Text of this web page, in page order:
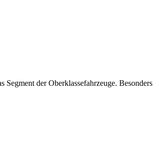
der Oberklassefahrzeuge. Besonders